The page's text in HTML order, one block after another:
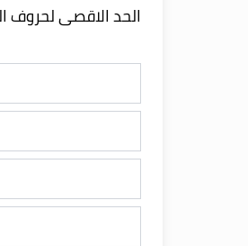
الحد الاقصى لحروف